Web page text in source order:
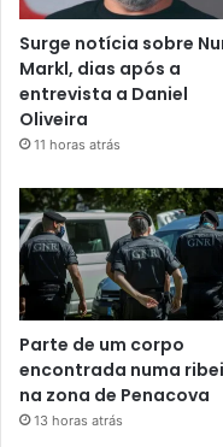
Surge notícia sobre
Markl, dias após a
entrevista a Daniel
Oliveira
11 horas atrás
Parte de um corpo
encontrada numa
na zona de Penacova
13 horas atrás